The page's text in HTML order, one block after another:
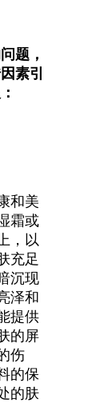
题，
素引
和美
霜或
，以
充足
沉现
泽和
提供
的屏
伤
的保
的肤